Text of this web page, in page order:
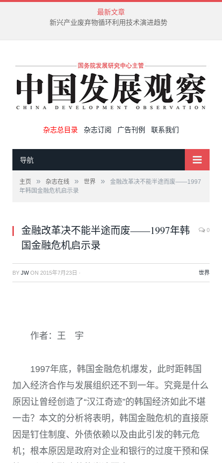
最新文章
新兴产业废弃物循环利用技术演进趋势
杂志总目录 杂志订阅 广告刊例 联系我们
导航
主页 » 杂志在线 » 世界 »
金融改革决不能半途而废——1997
年韩国金融危机启示录
金融改革决不能半途而废——1997年韩
国金融危机启示录
0
BY JWON 2015年7月23日 · 世界
作者：王 宇
1997年底，韩国金融危机爆发，此时距韩国
加入经济合作与发展组织还不到一年。究竟是什么
原因让曾经创造了“汉江奇迹”的韩国经济如此不堪
一击？本文的分析将表明，韩国金融危机的直接原
因是钉住制度、外债依赖以及由此引发的韩元危
机；根本原因是政府对企业和银行的过度干预和保